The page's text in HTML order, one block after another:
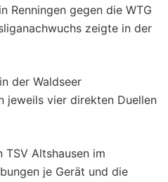
Renningen gegen die WTG
zeigte in der
der Waldseer
jeweils vier direkten Duellen
Altshausen im
je Gerät und die